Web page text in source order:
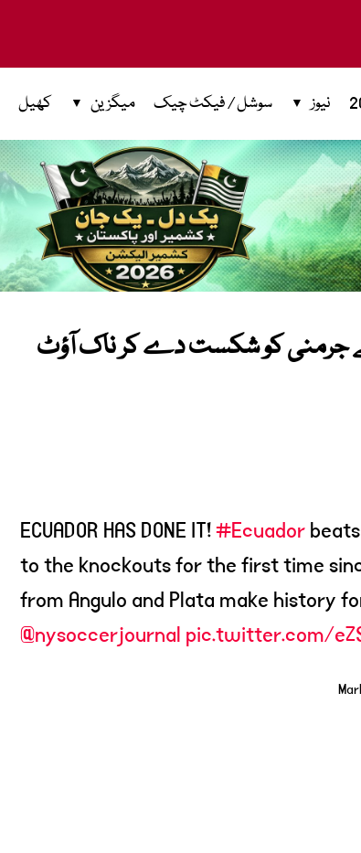
نیوز سوشل / فیکٹ چیک میگزین کھیل
نے جرمنی کو شکست دے کر ناک آؤٹ
ECUADOR HAS DONE IT!#Ecuadorbeats
to the knockouts for the first time
from Angulo and Plata make history
@nysoccerjournal pic.twitter.com/